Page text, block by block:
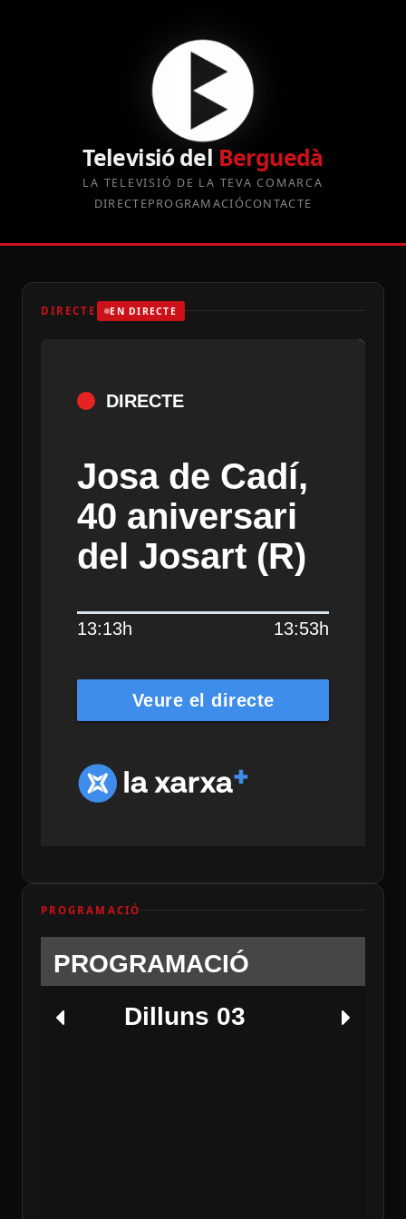
Televisió del Berguedà
LA TELEVISIÓ DE LA TEVA COMARCA
DIRECTEPROGRAMACIÓCONTACTE
DIRECTE EN DIRECTE
DIRECTE
Josa de Cadí,
40 aniversari
del Josart (R)
13:13h 13:53h
Veure el directe
PROGRAMACIÓ
PROGRAMACIÓ
Dilluns 03